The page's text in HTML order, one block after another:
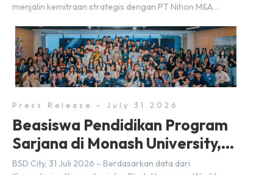
menjalin kemitraan strategis dengan PT Nihon M&A
Holdings Inc. Kemitraan tersebut ditandai dengan
penandatanganan Memorandum of Understanding
(MoU) oleh Bayu Seto (Partner at Living Lab Ventures)
dan Kosuke Kawata […]
Press Release - July 31 2026
Beasiswa Pendidikan Program
Sarjana di Monash University,
BSD City
BSD City, 31 Juli 2026 – Berdasarkan data dari